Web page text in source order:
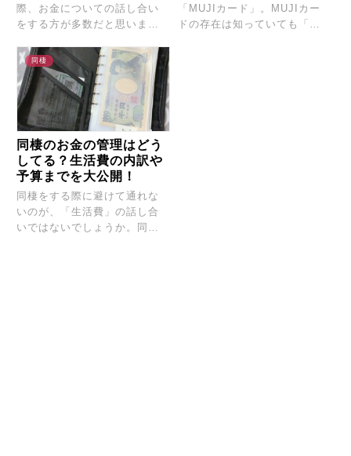
開
際、お金についての話し合い
をする方が多数だと思いま
「MUJIカード」。MUJIカー
ドの存在は知っていても「ク
同棲
同棲のお金の管理はどう
してる？生活費の内訳や
予算までを大公開！
同棲をする際に避けて通れな
いのが、「生活費」の話し合
いではないでしょうか。同棲